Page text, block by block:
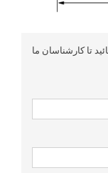
تا کارشناسان ما